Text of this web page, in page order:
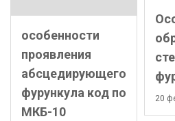
особенности
проявления
абсцедирующего
фурункула код по
МКБ-10
20